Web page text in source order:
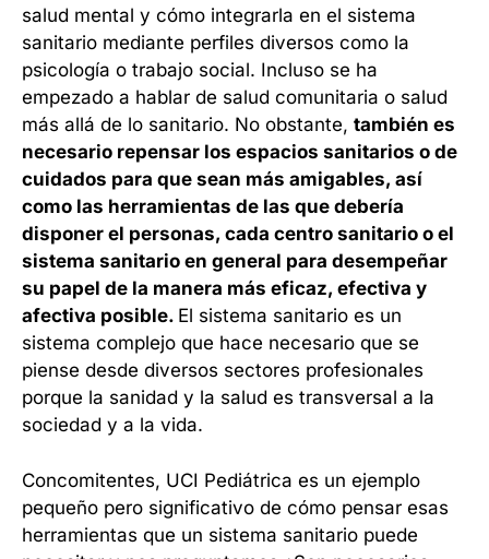
salud mental y cómo integrarla en el sistema
sanitario mediante perfiles diversos como la
psicología o trabajo social. Incluso se ha
empezado a hablar de salud comunitaria o salud
más allá de lo sanitario. No obstante, también es
necesario repensar los espacios sanitarios o de
cuidados para que sean más amigables, así
como las herramientas de las que debería
disponer el personas, cada centro sanitario o el
sistema sanitario en general para desempeñar
su papel de la manera más eficaz, efectiva y
afectiva posible. El sistema sanitario es un
sistema complejo que hace necesario que se
piense desde diversos sectores profesionales
porque la sanidad y la salud es transversal a la
sociedad y a la vida.
Concomitentes, UCI Pediátrica es un ejemplo
pequeño pero significativo de cómo pensar esas
herramientas que un sistema sanitario puede